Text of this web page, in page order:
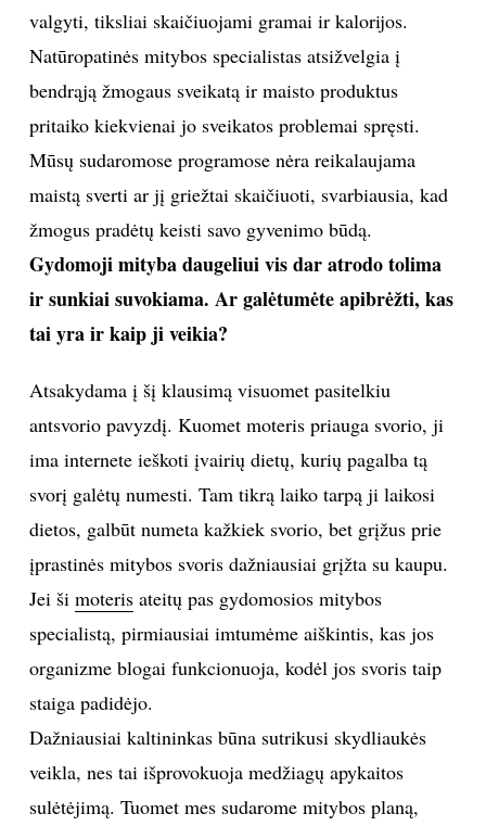
MENAS
ĮDOMYBĖS
ISTORIJA
KNYGOS
INTERJERAS
VIRTUVĖ
RECEPTAI
VAIKAI
KONTAKTAI
PRIVATUMO POLITIKA
valgyti, tiksliai skaičiuojami gramai ir kalorijos.
Natūropatinės mitybos specialistas atsižvelgia į
bendrąją žmogaus sveikatą ir maisto produktus
pritaiko kiekvienai jo sveikatos problemai spręsti.
Mūsų sudaromose programose nėra reikalaujama
maistą sverti ar jį griežtai skaičiuoti, svarbiausia, kad
žmogus pradėtų keisti savo gyvenimo būdą.
Gydomoji mityba daugeliui vis dar atrodo tolima
ir sunkiai suvokiama. Ar galėtumėte apibrėžti, kas
tai yra ir kaip ji veikia?
Atsakydama į šį klausimą visuomet pasitelkiu
antsvorio pavyzdį. Kuomet moteris priauga svorio, ji
ima internete ieškoti įvairių dietų, kurių pagalba tą
svorį galėtų numesti. Tam tikrą laiko tarpą ji laikosi
dietos, galbūt numeta kažkiek svorio, bet grįžus prie
įprastinės mitybos svoris dažniausiai grįžta su kaupu.
Jei ši moterisateitų pas gydomosios mitybos
specialistą, pirmiausiai imtumėme aiškintis, kas jos
organizme blogai funkcionuoja, kodėl jos svoris taip
staiga padidėjo.
Dažniausiai kaltininkas būna sutrikusi skydliaukės
veikla, nes tai išprovokuoja medžiagų apykaitos
sulėtėjimą. Tuomet mes sudarome mitybos planą,